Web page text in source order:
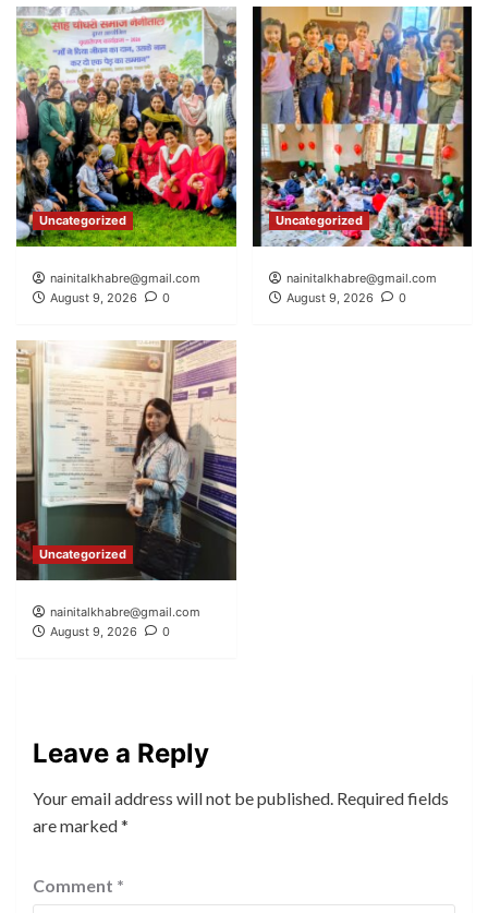
Uncategorized
nainitalkhabre@gmail.com
August 9, 2026
0
Uncategorized
nainitalkhabre@gmail.com
August 9, 2026
0
Uncategorized
nainitalkhabre@gmail.com
August 9, 2026
0
Leave a Reply
Your email address will not be published. Required fields
are marked*
Comment *